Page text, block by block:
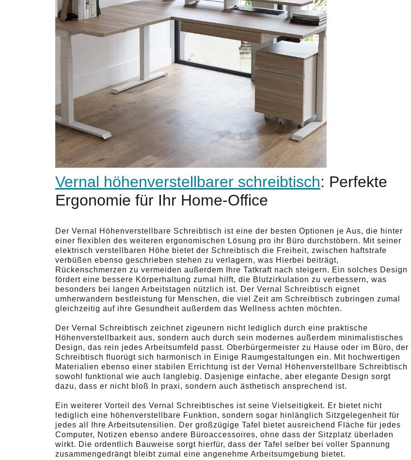
Vernal höhenverstellbarer schreibtisch: Perfekte
Ergonomie für Ihr Home-Office
Der Vernal Höhenverstellbare Schreibtisch ist eine der besten Optionen je Aus, die hinter
einer flexiblen des weiteren ergonomischen Lösung pro ihr Büro durchstöbern. Mit seiner
elektrisch verstellbaren Höhe bietet der Schreibtisch die Freiheit, zwischen haftstrafe
verbüßen ebenso geschrieben stehen zu verlagern, was Hierbei beiträgt,
Rückenschmerzen zu vermeiden außerdem Ihre Tatkraft nach steigern. Ein solches Design
fördert eine bessere Körperhaltung zumal hilft, die Blutzirkulation zu verbessern, was
besonders bei langen Arbeitstagen nützlich ist. Der Vernal Schreibtisch eignet
umherwandern bestleistung für Menschen, die viel Zeit am Schreibtisch zubringen zumal
gleichzeitig auf ihre Gesundheit außerdem das Wellness achten möchten.
Der Vernal Schreibtisch zeichnet zigeunern nicht lediglich durch eine praktische
Höhenverstellbarkeit aus, sondern auch durch sein modernes außerdem minimalistisches
Design, das rein jedes Arbeitsumfeld passt. Oberbürgermeister zu Hause oder im Büro, der
Schreibtisch fluorügt sich harmonisch in Einige Raumgestaltungen ein. Mit hochwertigen
Materialien ebenso einer stabilen Errichtung ist der Vernal Höhenverstellbare Schreibtisch
sowohl funktional wie auch langlebig. Dasjenige einfache, aber elegante Design sorgt
dazu, dass er nicht bloß In praxi, sondern auch ästhetisch ansprechend ist.
Ein weiterer Vorteil des Vernal Schreibtisches ist seine Vielseitigkeit. Er bietet nicht
lediglich eine höhenverstellbare Funktion, sondern sogar hinlänglich Sitzgelegenheit für
jedes all Ihre Arbeitsutensilien. Der großzügige Tafel bietet ausreichend Fläche für jedes
Computer, Notizen ebenso andere Büroaccessoires, ohne dass der Sitzplatz überladen
wirkt. Die ordentlich Bauweise sorgt hierfür, dass der Tafel selber bei voller Spannung
zusammengedrängt bleibt zumal eine angenehme Arbeitsumgebung bietet.